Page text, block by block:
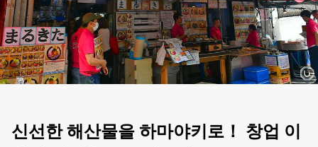
신선한 해산물을 하마야키로！ 창업 이